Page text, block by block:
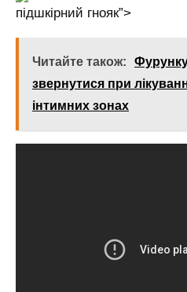
підшкірний гнояк”>
Читайте також:
звернутися при
інтимних зонах